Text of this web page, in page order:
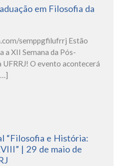
em Filosofia da
semppgfilufrrj Estão
a XII Semana da Pós-
O evento acontecerá
“Filosofia e História:
| 29 de maio de